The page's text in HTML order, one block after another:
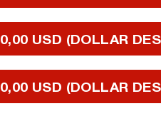
0,00 USD (DOLLAR
0,00 USD (DOLLAR